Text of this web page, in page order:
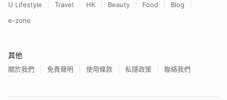
U Lifestyle Travel HK Beauty Food
Blog
e-zone
其他
關於我們 免責聲明 使用條款 私隱政策 聯絡我們